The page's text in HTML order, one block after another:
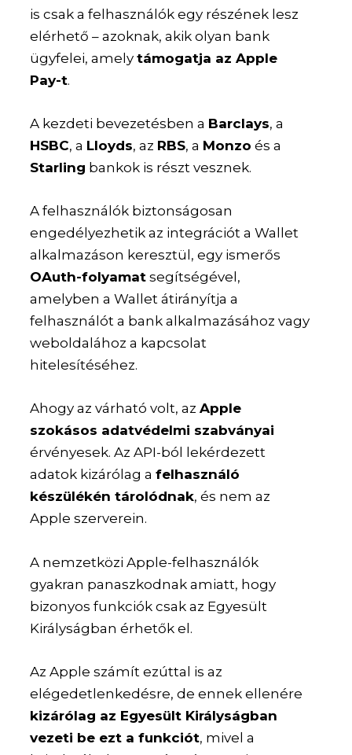
is csak a felhasználók egy részének lesz
elérhető – azoknak, akik olyan bank
ügyfelei, amelytámogatja az Apple
Pay-t.
A kezdeti bevezetésben a Barclays, a
HSBC, a Lloyds, az RBS, a Monzo és a
Starling bankok is részt vesznek.
A felhasználók biztonságosan
engedélyezhetik az integrációt a Wallet
alkalmazáson keresztül, egy ismerős
OAuth-folyamat segítségével,
amelyben a Wallet átirányítja a
felhasználót a bank alkalmazásához vagy
weboldalához a kapcsolat
hitelesítéséhez.
Ahogy az várható volt, azApple
szokásos adatvédelmi szabványai
érvényesek. Az API-ból lekérdezett
adatok kizárólag afelhasználó
készülékén tárolódnak, és nem az
Apple szerverein.
A nemzetközi Apple-felhasználók
gyakran panaszkodnak amiatt, hogy
bizonyos funkciók csak az Egyesült
Királyságban érhetők el.
Az Apple számít ezúttal is az
elégedetlenkedésre, de ennek ellenére
kizárólag az Egyesült Királyságban
vezeti be ezt a funkciót, mivel a